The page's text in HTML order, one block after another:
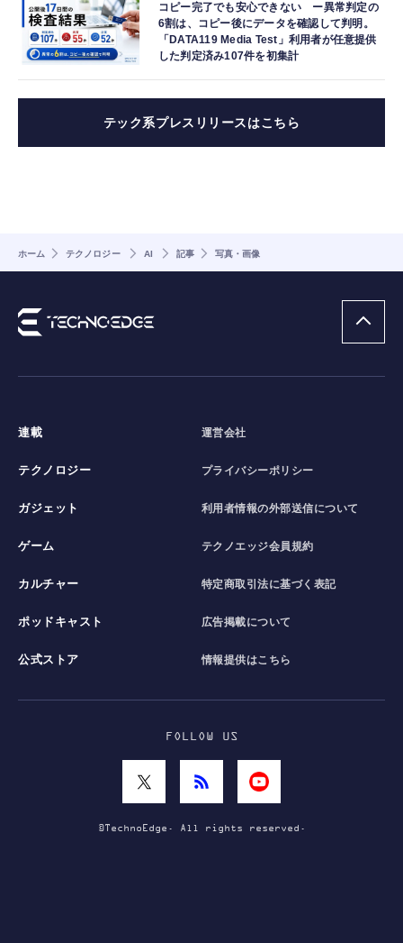
コピー完了でも安心できない ー異常判定の
6割は、コピー後にデータを確認して判明。
「DATA119 Media Test」利用者が任意提供
した判定済み107件を初集計
テック系プレスリリースはこちら
ホーム テクノロジー AI 記事 写真・画像
連載
テクノロジー
ガジェット
ゲーム
カルチャー
ポッドキャスト
公式ストア
運営会社
プライバシーポリシー
利用者情報の外部送信について
テクノエッジ会員規約
特定商取引法に基づく表記
広告掲載について
情報提供はこちら
FOLLOW US
©TechnoEdge. All rights reserved.